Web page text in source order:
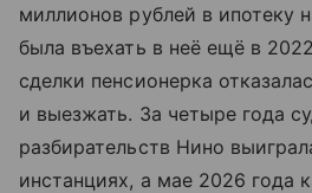
миллионов рублей в ипотеку
была въехать в неё ещё в
сделки пенсионерка
и выезжать. За четыре года
разбирательств Нино
инстанциях, а мае 2026 года